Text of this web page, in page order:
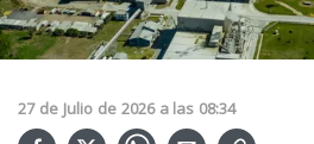
27 de Julio de 2026 a las 08:34